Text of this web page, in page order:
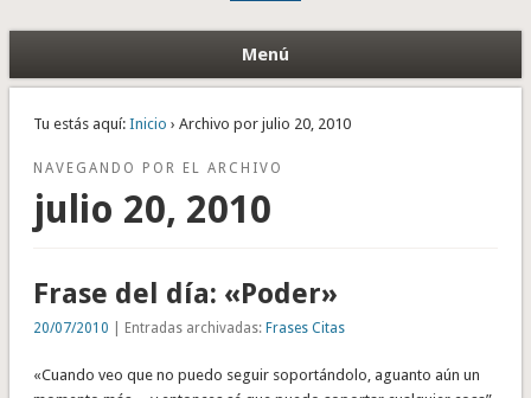
Menú
Tu estás aquí: Inicio › Archivo por julio 20, 2010
NAVEGANDO POR EL ARCHIVO
julio 20, 2010
Frase del día: «Poder»
20/07/2010 | Entradas archivadas: Frases Citas
«Cuando veo que no puedo seguir soportándolo, aguanto aún un